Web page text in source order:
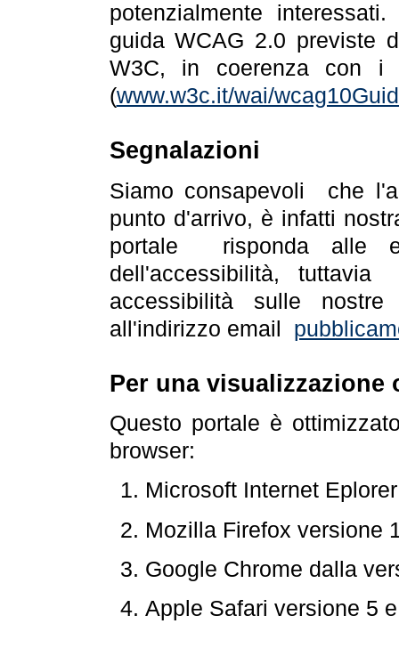
potenzialmente
guida WCAG 2.0 previste
W3C, in coerenza con i
(www.w3c.it/wai/
Segnalazioni
Siamo consapevoli che
punto d'arrivo, è infatti
portale risponda alle
dell'accessibilità,
accessibilità sulle
all'indirizzo email
Per una visualizzazione
Questo portale è
browser:
Microsoft Internet
Mozilla Firefox versione
Google Chrome dalla
Apple Safari versione 5